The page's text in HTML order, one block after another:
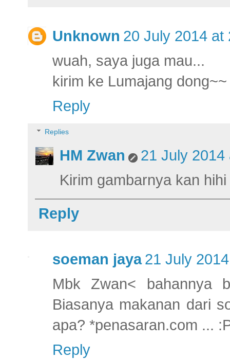
Unknown 20 July 2014 at
wuah, saya juga mau...
kirim ke Lumajang dong~~
Reply
Replies
HM Zwan
21 July 2014
Kirim gambarnya kan hihi
Reply
soeman jaya 21 July
Mbk Zwan< bahannya
Biasanya makanan dari
apa? *penasaran.com ...
Reply